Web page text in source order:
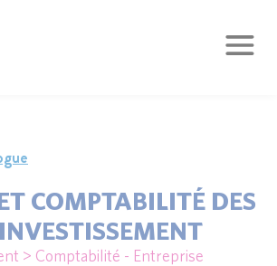
COMPTABILITÉ DES
> Comptabilité - Entreprise